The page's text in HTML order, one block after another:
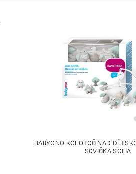
BABYONO KOLOTOČ NAD
SOVIČKA SOFIA